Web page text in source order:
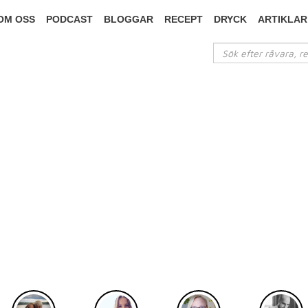
OSS PODCAST BLOGGAR RECEPT DRYCK ARTIKLAR